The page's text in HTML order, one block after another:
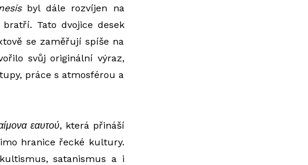
byl dále rozvíjen na
Tato dvojice desek
se zaměřují spíše na
svůj originální výraz,
práce s atmosférou a
εαυτού, která přináší
hranice řecké kultury.
satanismus a i